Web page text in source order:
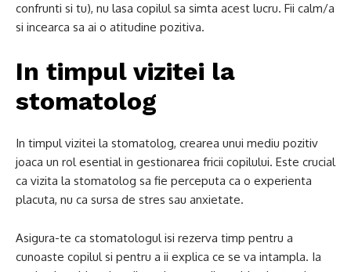
confrunti si tu), nu lasa copilul sa simta acest lucru. Fii calm/a
si incearca sa ai o atitudine pozitiva.
In timpul vizitei la
stomatolog
In timpul vizitei la stomatolog, crearea unui mediu pozitiv
joaca un rol esential in gestionarea fricii copilului. Este crucial
ca vizita la stomatolog sa fie perceputa ca o experienta
placuta, nu ca sursa de stres sau anxietate.
Asigura-te ca stomatologul isi rezerva timp pentru a
cunoaste copilul si pentru a ii explica ce se va intampla. Ia